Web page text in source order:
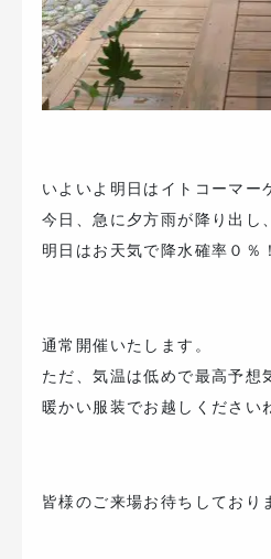
いよいよ明日はイトコーマー
今日、急に夕方雨が降り出し
明日はお天気で降水確率０％！
通常開催いたします。
ただ、気温は低めで最高予想
暖かい服装でお越しください
皆様のご来場お待ちしており